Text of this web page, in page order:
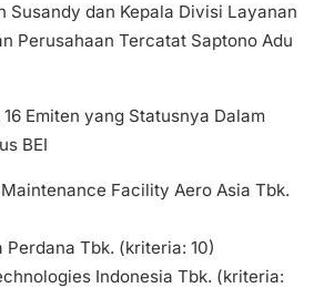
Susandy dan Kepala Divisi Layanan
Perusahaan Tercatat Saptono Adu
Emiten yang Statusnya Dalam
BEI
Facility Aero Asia Tbk.
Perdana Tbk. (kriteria: 10)
Indonesia Tbk. (kriteria: